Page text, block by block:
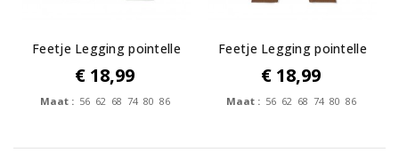
Feetje Legging pointelle
rib -...
€ 18,99
Maat : 56 62 68 74 80 86
Feetje Legging pointelle
rib -...
€ 18,99
Maat : 56 62 68 74 80 86